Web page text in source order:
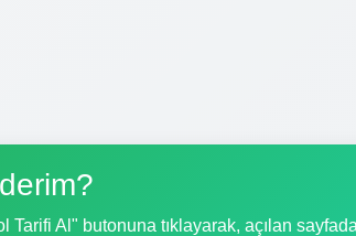
Al" butonuna tıklayarak, açılan